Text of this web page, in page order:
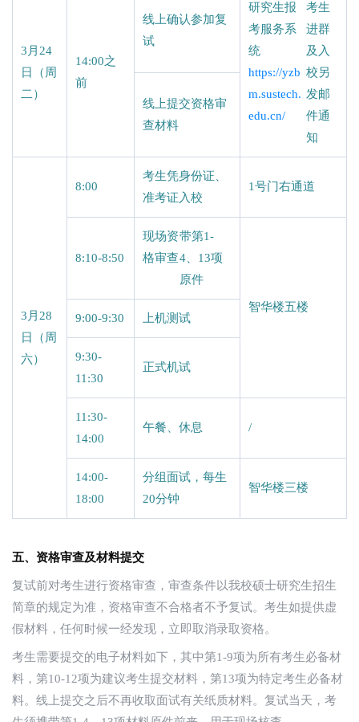
3月24
日（周
二）
14:00之
前
线上确认参加复
试
研究生报
考服务系
统
https://yzb
m.sustech.
edu.cn/
考生
进群
及入
校另
发邮
件通
知
线上提交资格审
查材料
3月28
日（周
六）
8:00
考生凭身份证、
准考证入校
1号门右通道
8:10-8:50
现场资
格审查
带第1-
4、13项
原件
智华楼五楼
9:00-9:30
上机测试
9:30-
11:30
正式机试
11:30-
14:00
午餐、休息 /
14:00-
18:00
分组面试，每生
20分钟
智华楼三楼
五、资格审查及材料提交
复试前对考生进行资格审查，审查条件以我校硕士研究生招生
简章的规定为准，资格审查不合格者不予复试。考生如提供虚
假材料，任何时候一经发现，立即取消录取资格。
考生需要提交的电子材料如下，其中第1-9项为所有考生必备材
料，第10-12项为建议考生提交材料，第13项为特定考生必备材
料。线上提交之后不再收取面试有关纸质材料。复试当天，考